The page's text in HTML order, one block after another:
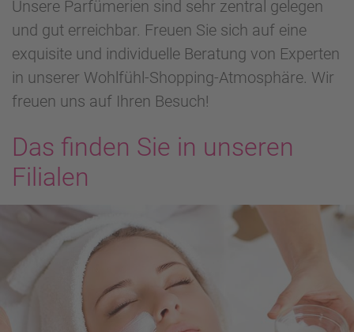
Unsere Parfümerien sind sehr zentral gelegen
und gut erreichbar. Freuen Sie sich auf eine
exquisite und individuelle Beratung von Experten
in unserer Wohlfühl-Shopping-Atmosphäre. Wir
freuen uns auf Ihren Besuch!
Das finden Sie in unseren
Filialen